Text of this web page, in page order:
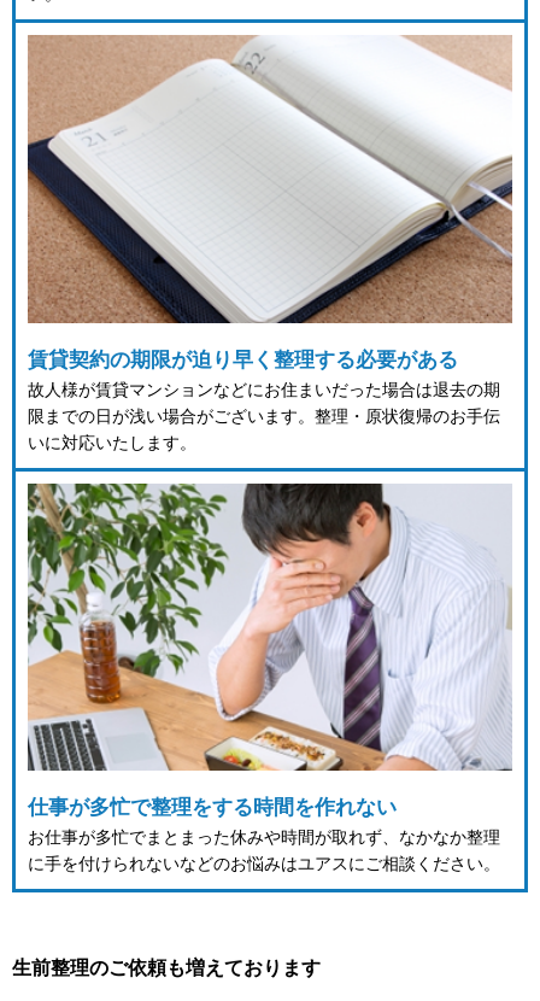
賃貸契約の期限が迫り早く整理する必要がある
故人様が賃貸マンションなどにお住まいだった場合は退去の期
限までの日が浅い場合がございます。整理・原状復帰のお手伝
いに対応いたします。
仕事が多忙で整理をする時間を作れない
お仕事が多忙でまとまった休みや時間が取れず、なかなか整理
に手を付けられないなどのお悩みはユアスにご相談ください。
生前整理のご依頼も増えております